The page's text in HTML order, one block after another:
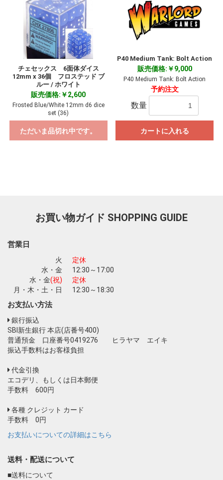
チェセックス 6面体ダイス
12mm x 36個 フロステッド ブ
ルー / ホワイト
販売価格:￥2,600
Frosted Blue/White 12mm d6 dice
set (36)
ただいま品切れ中です。
P40 Medium Tank: Bolt Action
販売価格:￥9,000
P40 Medium Tank: Bolt Action
予約注文
数量
カートに入れる
お買い物を続ける
お買い物ガイド SHOPPING GUIDE
営業日
火
定休
水・金
12:30～17:00
水・金(祝)
定休
月・木・土・日
12:30～18:30
お支払い方法
銀行振込
SBI新生銀行 本店(店番号400)
普通預金 口座番号0419276 ヒラヤマ エイキ
振込手数料はお客様負担
代金引換
エコデリ、もしくは日本郵便
手数料 600円
各種 クレジット カード
手数料 0円
お支払いについての詳細はこちら
送料・配送について
■送料について